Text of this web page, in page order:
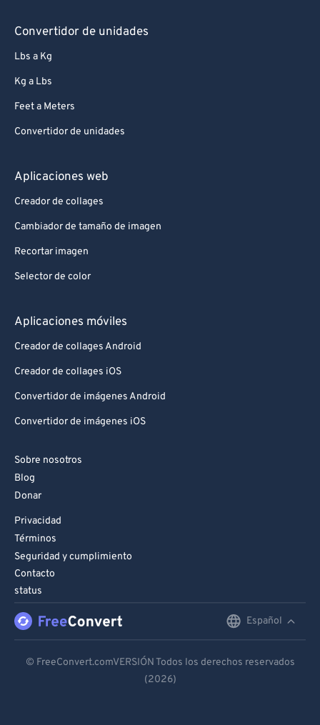
Convertidor de unidades
Lbs a Kg
Kg a Lbs
Feet a Meters
Convertidor de unidades
Aplicaciones web
Creador de collages
Cambiador de tamaño de imagen
Recortar imagen
Selector de color
Aplicaciones móviles
Creador de collages Android
Creador de collages iOS
Convertidor de imágenes Android
Convertidor de imágenes iOS
Sobre nosotros
Blog
Donar
Privacidad
Términos
Seguridad y cumplimiento
Contacto
status
Español
Español
© FreeConvert.comVERSIÓN Todos los derechos reservados
(2026)